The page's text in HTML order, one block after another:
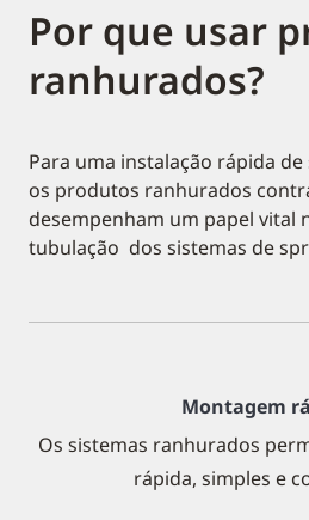
Por que usar
ranhurados?
Para uma instalação rápida
os produtos ranhurados
desempenham um papel vital
tubulação dos sistemas de
Montagem
Os sistemas ranhurados
rápida, simples e